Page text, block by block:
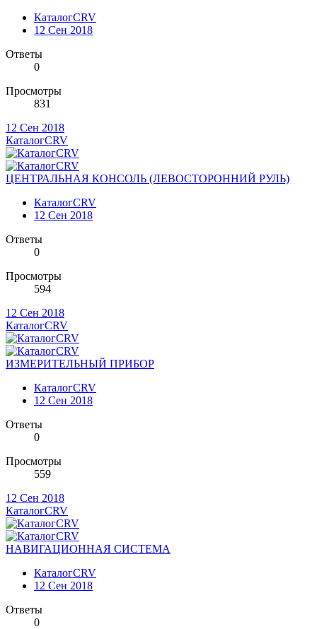
КаталогCRV
12 Сен 2018
Ответы
0
Просмотры
831
12 Сен 2018
КаталогCRV
ЦЕНТРАЛЬНАЯ КОНСОЛЬ (ЛЕВОСТОРОННИЙ РУЛЬ)
КаталогCRV
12 Сен 2018
Ответы
0
Просмотры
594
12 Сен 2018
КаталогCRV
ИЗМЕРИТЕЛЬНЫЙ ПРИБОР
КаталогCRV
12 Сен 2018
Ответы
0
Просмотры
559
12 Сен 2018
КаталогCRV
НАВИГАЦИОННАЯ СИСТЕМА
КаталогCRV
12 Сен 2018
Ответы
0